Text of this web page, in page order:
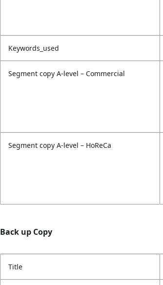
Keywords_used
Segment copy A-level – Commercial
Segment copy A-level – HoReCa
Back up Copy
Title